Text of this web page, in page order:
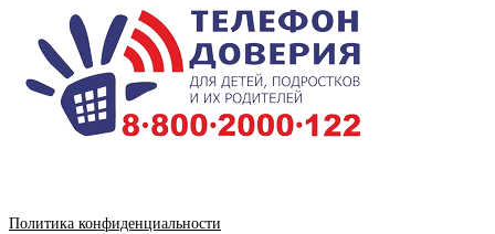
Политика конфиденциальности